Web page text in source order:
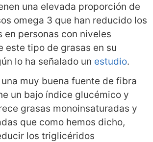
una elevada proporción de
omega 3 que han reducido los
personas con niveles
este tipo de grasas en su
lo ha señalado un estudio.
una muy buena fuente de fibra
un bajo índice glucémico y
grasas monoinsaturadas y
que como hemos dicho,
los triglicéridos